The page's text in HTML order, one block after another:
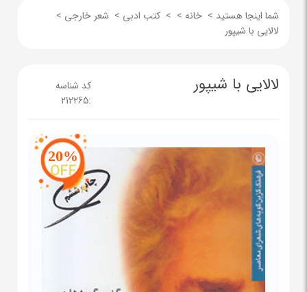
شما اینجا هستید > خانه >
> کتب ادبی > شعر خارجی >
لالایی با شیپور
لالایی با شیپور
کد شناسه
:
212265
20%
OFF